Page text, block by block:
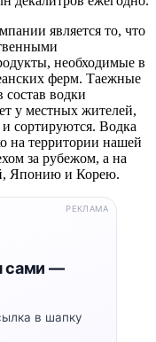
является то, что
необходимые в
ферм. Таежные
состав водки
у местных жителей,
сортируются. Водка
на территории нашей
за рубежом, а на
Японию и Корею.
сами —
в шапку
РЕКЛАМА